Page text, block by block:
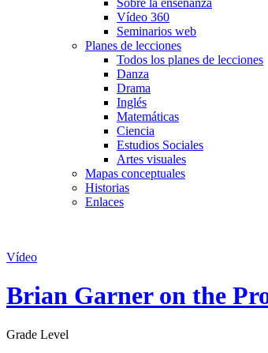
Sobre la enseñanza
Vídeo 360
Seminarios web
Planes de lecciones
Todos los planes de lecciones
Danza
Drama
Inglés
Matemáticas
Ciencia
Estudios Sociales
Artes visuales
Mapas conceptuales
Historias
Enlaces
Vídeo
Brian Garner on the
Grade Level